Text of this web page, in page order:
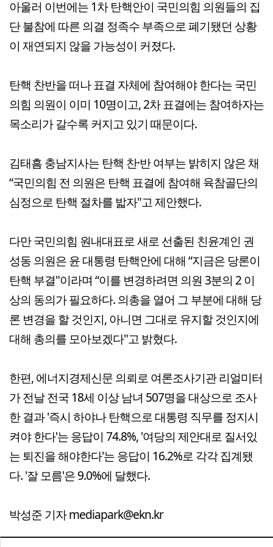
아울러 이번에는 1차 탄핵안이 국민의힘 의원들의 집
단 불참에 따른 의결 정족수 부족으로 폐기됐던 상황
이 재연되지 않을 가능성이 커졌다.
탄핵 찬반을 떠나 표결 자체에 참여해야 한다는 국민
의힘 의원이 이미 10명이고, 2차 표결에는 참여하자는
목소리가 갈수록 커지고 있기 때문이다.
김태흠 충남지사는 탄핵 찬·반 여부는 밝히지 않은 채
“국민의힘 전 의원은 탄핵 표결에 참여해 육참골단의
심정으로 탄핵 절차를 밟자"고 제안했다.
다만 국민의힘 원내대표로 새로 선출된 친윤계인 권
성동 의원은 윤 대통령 탄핵안에 대해 “지금은 당론이
탄핵 부결"이라며 “이를 변경하려면 의원 3분의 2 이
상의 동의가 필요하다. 의총을 열어 그 부분에 대해 당
론 변경을 할 것인지, 아니면 그대로 유지할 것인지에
대해 총의를 모아보겠다"고 밝혔다.
한편, 에너지경제신문 의뢰로 여론조사기관 리얼미터
가 전날 전국 18세 이상 남녀 507명을 대상으로 조사
한 결과 '즉시 하야나 탄핵으로 대통령 직무를 정지시
켜야 한다'는 응답이 74.8%, '여당의 제안대로 질서있
는 퇴진을 해야한다'는 응답이 16.2%로 각각 집계됐
다. '잘 모름'은 9.0%에 달했다.
박성준 기자 mediapark@ekn.kr